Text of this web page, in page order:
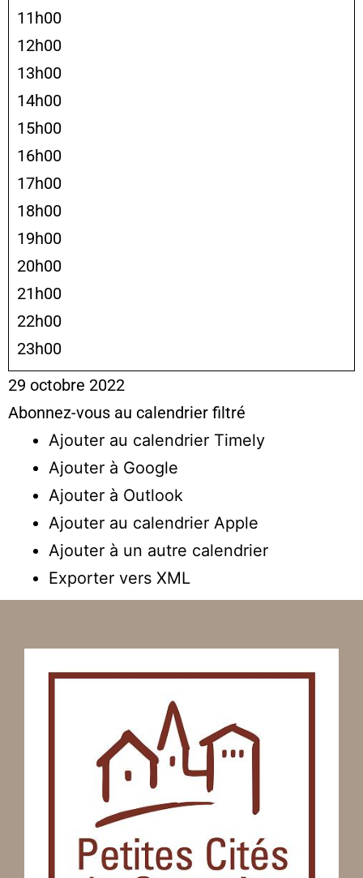
11h00
12h00
13h00
14h00
15h00
16h00
17h00
18h00
19h00
20h00
21h00
22h00
23h00
29 octobre 2022
Abonnez-vous au calendrier filtré
Ajouter au calendrier Timely
Ajouter à Google
Ajouter à Outlook
Ajouter au calendrier Apple
Ajouter à un autre calendrier
Exporter vers XML